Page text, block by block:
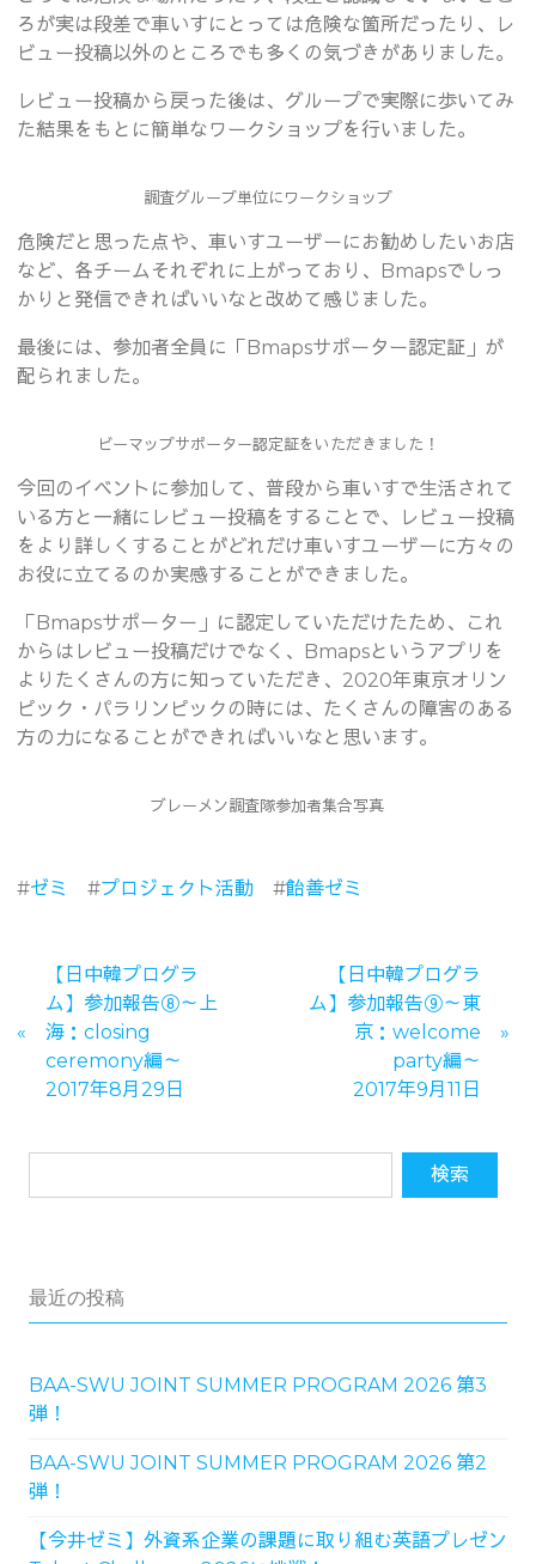
ろが実は段差で車いすにとっては危険な箇所だったり、レ
ビュー投稿以外のところでも多くの気づきがありました。
レビュー投稿から戻った後は、グループで実際に歩いてみ
た結果をもとに簡単なワークショップを行いました。
調査グループ単位にワークショップ
危険だと思った点や、車いすユーザーにお勧めしたいお店
など、各チームそれぞれに上がっており、Bmapsでしっ
かりと発信できればいいなと改めて感じました。
最後には、参加者全員に「Bmapsサポーター認定証」が
配られました。
ビーマップサポーター認定証をいただきました！
今回のイベントに参加して、普段から車いすで生活されて
いる方と一緒にレビュー投稿をすることで、レビュー投稿
をより詳しくすることがどれだけ車いすユーザーに方々の
お役に立てるのか実感することができました。
「Bmapsサポーター」に認定していただけたため、これ
からはレビュー投稿だけでなく、Bmapsというアプリを
よりたくさんの方に知っていただき、2020年東京オリン
ピック・パラリンピックの時には、たくさんの障害のある
方の力になることができればいいなと思います。
ブレーメン調査隊参加者集合写真
#ゼミ #プロジェクト活動 #飴善ゼミ
【日中韓プログラ
ム】参加報告⑧～上
海：closing
ceremony編～
2017年8月29日
【日中韓プログラ
ム】参加報告⑨～東
京：welcome
party編～
2017年9月11日
最近の投稿
BAA-SWU JOINT SUMMER PROGRAM 2026 第3
弾！
BAA-SWU JOINT SUMMER PROGRAM 2026 第2
弾！
【今井ゼミ】外資系企業の課題に取り組む英語プレゼン